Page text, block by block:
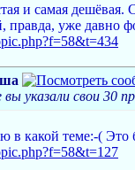
и самая дешёвая.
правда, уже давно
вы указали свои 30
в какой теме:-(